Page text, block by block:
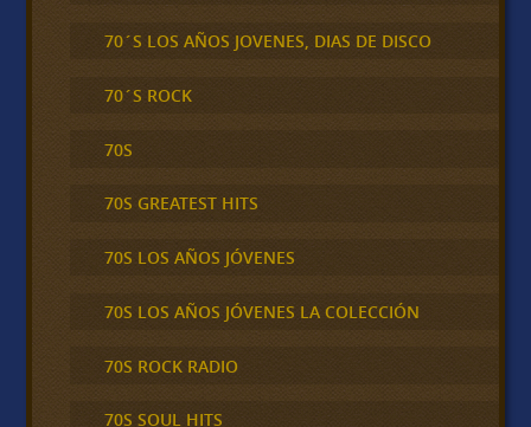
70´S LOS AÑOS JOVENES, DIAS DE DISCO
70´S ROCK
70S
70S GREATEST HITS
70S LOS AÑOS JÓVENES
70S LOS AÑOS JÓVENES LA COLECCIÓN
70S ROCK RADIO
70S SOUL HITS